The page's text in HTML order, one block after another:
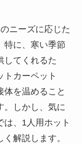
ニーズに応じた
特に、寒い季節
してくれるた
トカーペット
体を温めること
。しかし、気に
は、1人用ホット
解説します。